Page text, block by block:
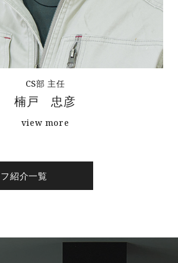
CS部 主任
楠戸 忠彦
view more
紹介一覧